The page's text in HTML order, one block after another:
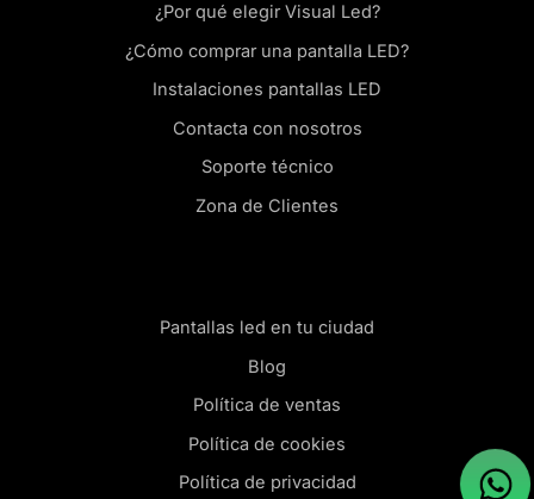
¿Por qué elegir Visual Led?
¿Cómo comprar una pantalla LED?
Instalaciones pantallas LED
Contacta con nosotros
Soporte técnico
Zona de Clientes
Pantallas led en tu ciudad
Blog
Política de ventas
Política de cookies
Política de privacidad